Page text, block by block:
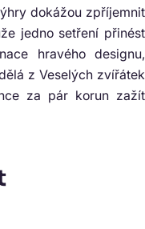
dokážou zpříjemnit
jedno setření přinést
hravého designu,
z Veselých zvířátek
za pár korun zažít